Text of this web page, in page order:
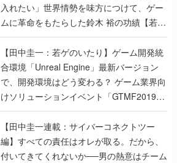
入れたい」世界情勢を味方につけて、ゲー
ムに革命をもたらした鈴木 裕の功績【若ゲ
のいたり】
【田中圭一：若ゲのいたり】ゲーム開発統
合環境「Unreal Engine」最新バージョン
で、開発環境はどう変わる？ ゲーム業界向
けソリューションイベント「GTMF2019」
に行って、より理解を深めよう【PR】
【田中圭一連載：サイバーコネクトツー
編】すべての責任はオレが取る。だから、
付いてきてくれないか──男の熱意はチーム